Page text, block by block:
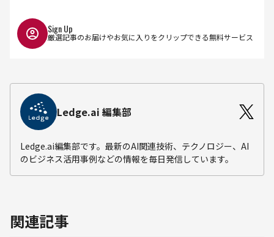
Sign Up
厳選記事のお届けやお気に入りをクリップできる無料サービス
Ledge.ai 編集部
Ledge.ai編集部です。最新のAI関連技術、テクノロジー、AI
のビジネス活用事例などの情報を毎日発信しています。
関連記事